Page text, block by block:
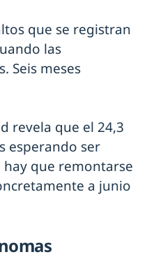
que se registran
las
Seis meses
revela que el 24,3
esperando ser
que remontarse
a junio